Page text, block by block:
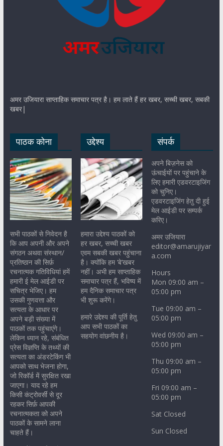
अमर उजियारा साप्ताहिक समाचार पत्र है। हम लाते हैं हर खबर, सच्ची खबर, सबकी
खबर|
पाठक कोना
सभी पाठकों से निवेदन है
कि आप अपनी और अपने
संगठन अथवा संस्थान/
प्रतिष्ठान की सिर्फ़
रचनात्मक गतिविधियां हमें
हमारी ई मेल आईडी पर
सचित्र भेजिए। हम
उसकी गुणवत्ता और
सत्यता के आधार पर
अपने बड़ी संख्या में
पाठकों तक पहुंचाएंगे।
लेकिन ध्यान रहे, संबंधित
प्रेस विज्ञप्ति के तथ्यों की
सत्यता का अंडरटेकिंग भी
आपको साथ भेजना होगा,
जो रिकॉर्ड में सुरक्षित रखा
जाएगा। याद रहे हम
किसी कंट्रोवर्सी से दूर
रहकर सिर्फ़ आपकी
रचनात्मकता को अपने
पाठकों के सामने लाना
चाहते हैं।
उद्देश्य
हमारा उद्देश्य पाठकों को
हर खबर, सच्ची खबर
एवम सबकी खबर पहुंचाना
है। क्योंकि हम ‘बे’खबर
नहीं। अभी हम साप्ताहिक
समाचार पत्र हैं, भविष्य में
हम दैनिक समाचार पत्र
भी शुरू करेंगे।
हमारे उद्देश्य की पूर्ति हेतु
आप सभी पाठकों का
सहयोग वांछनीय है।
संपर्क
अपने बिज़नेस को
ऊंचाईयों पर पहुंचाने के
लिए हमारी एडवरटाइजिंग
को चुनिए।
एडवरटाइजिंग हेतु दी हुई
मेल आईडी पर सम्पर्क
करिए।
अमर उजियारा
editor@amarujiyar
a.com
Hours
Mon 09:00 am –
05:00 pm
Tue 09:00 am –
05:00 pm
Wed 09:00 am –
05:00 pm
Thu 09:00 am –
05:00 pm
Fri 09:00 am –
05:00 pm
Sat Closed
Sun Closed